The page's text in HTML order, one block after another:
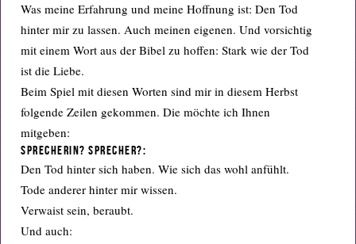
Was meine Erfahrung und meine Hoffnung ist: Den Tod
hinter mir zu lassen. Auch meinen eigenen. Und vorsichtig
mit einem Wort aus der Bibel zu hoffen: Stark wie der Tod
ist die Liebe.
Beim Spiel mit diesen Worten sind mir in diesem Herbst
folgende Zeilen gekommen. Die möchte ich Ihnen
mitgeben:
Sprecherin? Sprecher?:
Den Tod hinter sich haben. Wie sich das wohl anfühlt.
Tode anderer hinter mir wissen.
Verwaist sein, beraubt.
Und auch: